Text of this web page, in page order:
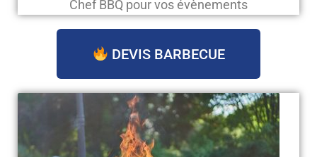
Chef BBQ pour vos évènements
DEVIS BARBECUE